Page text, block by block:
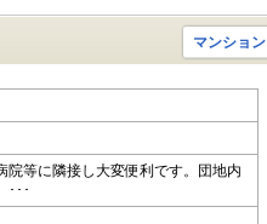
マンション
院等に隣接し大変便利です。団地内
･･･